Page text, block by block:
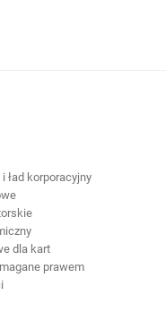
ład korporacyjny
dla kart
prawem